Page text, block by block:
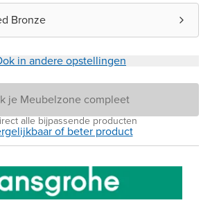
Bronze
in andere opstellingen
je Meubelzone compleet
alle bijpassende producten
of beter product